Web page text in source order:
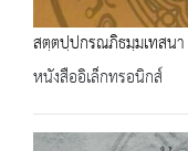
สตฺตปฺปกรณภิธมฺมเทสน
หนังสืออิเล็กทรอนิกส์